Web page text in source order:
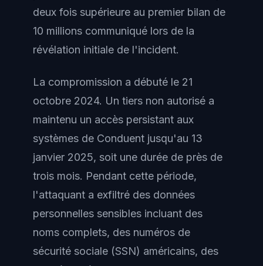
deux fois supérieure au premier bilan de
10 millions communiqué lors de la
révélation initiale de l'incident.
La compromission a débuté le 21
octobre 2024. Un tiers non autorisé a
maintenu un accès persistant aux
systèmes de Conduent jusqu'au 13
janvier 2025, soit une durée de près de
trois mois. Pendant cette période,
l'attaquant a exfiltré des données
personnelles sensibles incluant des
noms complets, des numéros de
sécurité sociale (SSN) américains, des